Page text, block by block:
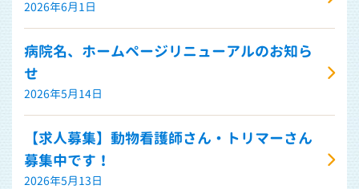
2026年6月1日
病院名、ホームページリニューアルのお知ら
せ
2026年5月14日
【求人募集】動物看護師さん・トリマーさん
募集中です！
2026年5月13日